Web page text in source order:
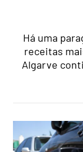
Há uma
receitas
Algarve